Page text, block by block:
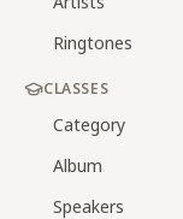
Ringtones
CLASSES
Category
Album
Speakers